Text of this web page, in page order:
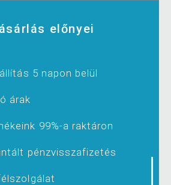
előnyei
5 napon belül
árak
99%-a raktáron
pénzvisszafizetés